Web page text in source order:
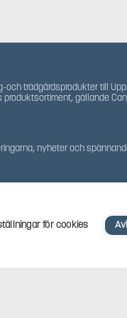
för cookies
och trädgårdsprodukter till
gällande
nyheter och